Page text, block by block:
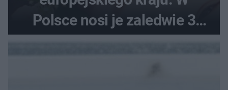
Polsce nosi je zaledwie 3